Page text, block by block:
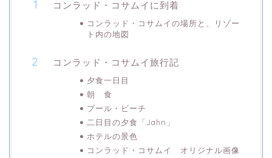
コンラッド・コサムイに到着
コンラッド・コサムイの場所と、リゾー
ト内の地図
コンラッド・コサムイ旅行記
夕食一日目
朝 食
プール・ビーチ
二日目の夕食「Jahn」
ホテルの景色
コンラッド・コサムイ オリジナル画像